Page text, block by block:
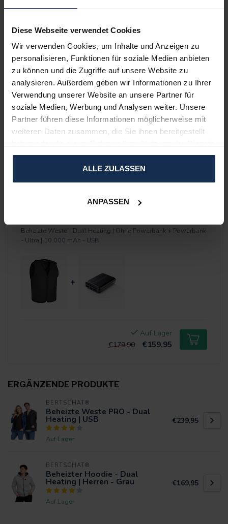
Diese Webseite verwendet Cookies
Wir verwenden Cookies, um Inhalte und Anzeigen zu
personalisieren, Funktionen für soziale Medien anbieten
zu können und die Zugriffe auf unsere Website zu
analysieren. Außerdem geben wir Informationen zu Ihrer
Verwendung unserer Website an unsere Partner für
soziale Medien, Werbung und Analysen weiter. Unsere
Partner führen diese Informationen möglicherweise mit
weiteren Daten zusammen, die Sie ihnen bereitgestellt
gesammelt haben.
ALLE ZULASSEN
ANPASSEN
BEWERTUNGEN
PRODUKTPAKETE
Beheizte Weste - Dual Heating | Ohne Powerbank+Waschsack
50 x 60 cm
+
Auf Lager
€124,95
Beheizte Weste - Dual Heating | Ohne Powerbank + Powerbank
- Ultra | 10.000 mAh - USB
+
Auf Lager
€179,90
€159,95
ERGÄNZENDE PRODUKTE
BERTSCHAT®
Beheizte Weste PRO - Dual
Heating | USB
Auf Lager
€239,95
BERTSCHAT®
Beheizter Hoodie - Dual
Heating | Herren - Grau
Auf Lager
€169,95